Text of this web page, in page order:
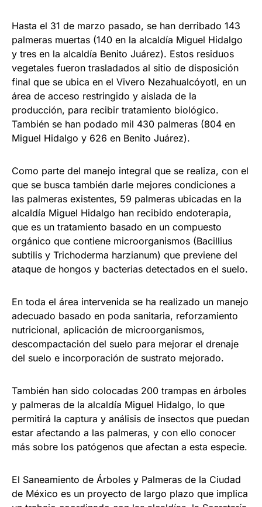
Hasta el 31 de marzo pasado, se han derribado 143
palmeras muertas (140 en la alcaldía Miguel Hidalgo
y tres en la alcaldía Benito Juárez). Estos residuos
vegetales fueron trasladados al sitio de disposición
final que se ubica en el Vivero Nezahualcóyotl, en un
área de acceso restringido y aislada de la
producción, para recibir tratamiento biológico.
También se han podado mil 430 palmeras (804 en
Miguel Hidalgo y 626 en Benito Juárez).
Como parte del manejo integral que se realiza, con el
que se busca también darle mejores condiciones a
las palmeras existentes, 59 palmeras ubicadas en la
alcaldía Miguel Hidalgo han recibido endoterapia,
que es un tratamiento basado en un compuesto
orgánico que contiene microorganismos (Bacillius
subtilis y Trichoderma harzianum) que previene del
ataque de hongos y bacterias detectados en el suelo.
En toda el área intervenida se ha realizado un manejo
adecuado basado en poda sanitaria, reforzamiento
nutricional, aplicación de microorganismos,
descompactación del suelo para mejorar el drenaje
del suelo e incorporación de sustrato mejorado.
También han sido colocadas 200 trampas en árboles
y palmeras de la alcaldía Miguel Hidalgo, lo que
permitirá la captura y análisis de insectos que puedan
estar afectando a las palmeras, y con ello conocer
más sobre los patógenos que afectan a esta especie.
El Saneamiento de Árboles y Palmeras de la Ciudad
de México es un proyecto de largo plazo que implica